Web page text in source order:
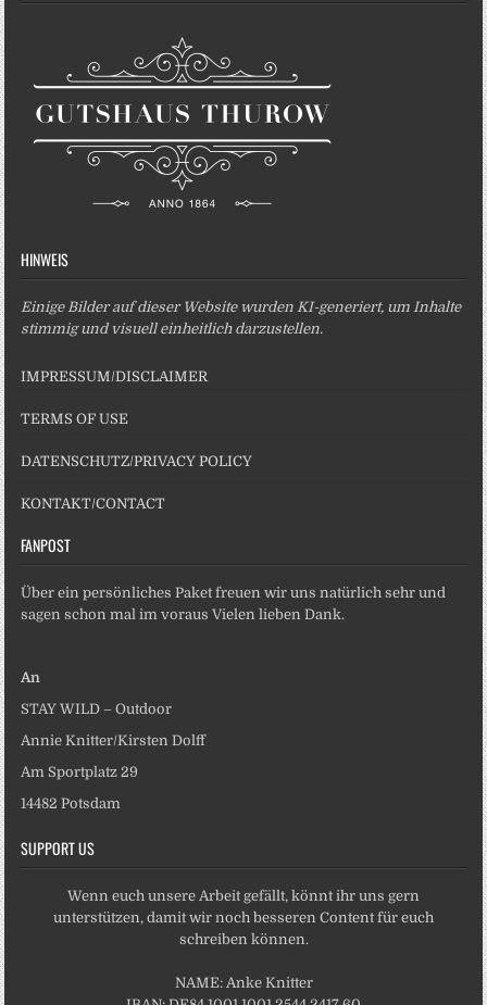
HINWEIS
Einige Bilder auf dieser Website wurden KI-generiert, um Inhalte
stimmig und visuell einheitlich darzustellen.
IMPRESSUM/DISCLAIMER
TERMS OF USE
DATENSCHUTZ/PRIVACY POLICY
KONTAKT/CONTACT
FANPOST
Über ein persönliches Paket freuen wir uns natürlich sehr und
sagen schon mal im voraus Vielen lieben Dank.
An
STAY WILD – Outdoor
Annie Knitter/Kirsten Dolff
Am Sportplatz 29
14482 Potsdam
SUPPORT US
Wenn euch unsere Arbeit gefällt, könnt ihr uns gern
unterstützen, damit wir noch besseren Content für euch
schreiben können.
NAME: Anke Knitter